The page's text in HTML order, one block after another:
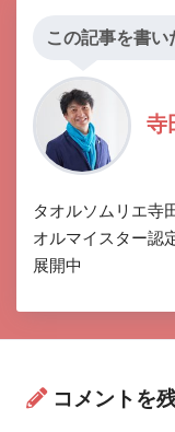
この記事を書い
タオルソムリエ寺
オルマイスター認
展開中
コメントを